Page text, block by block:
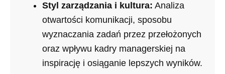
Styl zarządzania i kultura: Analiza
otwartości komunikacji, sposobu
wyznaczania zadań przez przełożonych
oraz wpływu kadry managerskiej na
inspirację i osiąganie lepszych wyników.